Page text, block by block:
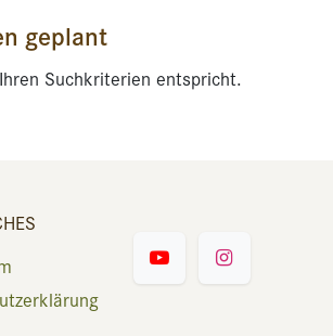
geplant
Suchkriterien entspricht.